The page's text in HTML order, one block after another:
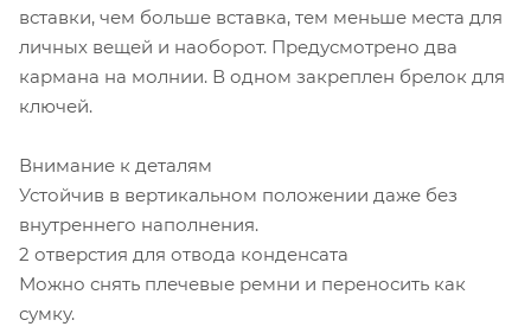
вставки, чем больше вставка, тем меньше места для
личных вещей и наоборот. Предусмотрено два
кармана на молнии. В одном закреплен брелок для
ключей.
Внимание к деталям
Устойчив в вертикальном положении даже без
внутреннего наполнения.
2 отверстия для отвода конденсата
Можно снять плечевые ремни и переносить как
сумку.